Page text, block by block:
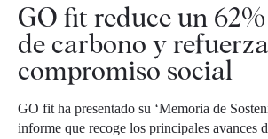
GO fit reduce un
de carbono y
compromiso social
GO fit ha presentado su ‘Memoria de
informe que recoge los principales avances